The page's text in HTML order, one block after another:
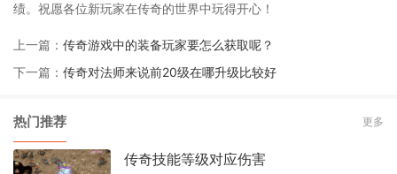
绩。祝愿各位新玩家在传奇的世界中玩得开心！
上一篇： 传奇游戏中的装备玩家要怎么获取呢？
下一篇： 传奇对法师来说前20级在哪升级比较好
热门推荐 更多
传奇技能等级对应伤害